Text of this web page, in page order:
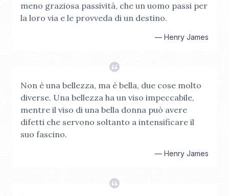
meno graziosa passività, che un uomo passi per
la loro via e le provveda di un destino.
— Henry James
Non è una bellezza, ma è bella, due cose molto
diverse. Una bellezza ha un viso impeccabile,
mentre il viso di una bella donna può avere
difetti che servono soltanto a intensificare il
suo fascino.
— Henry James